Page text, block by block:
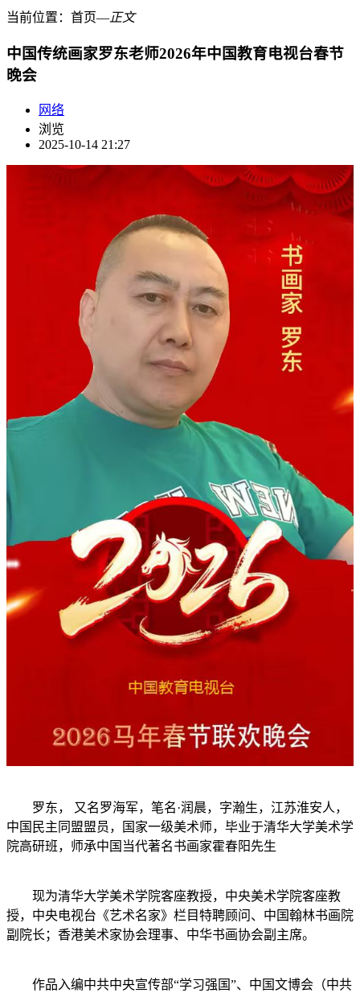
当前位置： 首页―正文
中国传统画家罗东老师2026年中国教育电视台春节
晚会
网络
浏览
2025-10-14 21:27
罗东， 又名罗海军，笔名·润晨，字瀚生，江苏淮安人，
中国民主同盟盟员，国家一级美术师，毕业于清华大学美术学
院高研班，师承中国当代著名书画家霍春阳先生
现为清华大学美术学院客座教授，中央美术学院客座教
授，中央电视台《艺术名家》栏目特聘顾问、中国翰林书画院
副院长；香港美术家协会理事、中华书画协会副主席。
作品入编中共中央宣传部“学习强国”、中国文博会（中共